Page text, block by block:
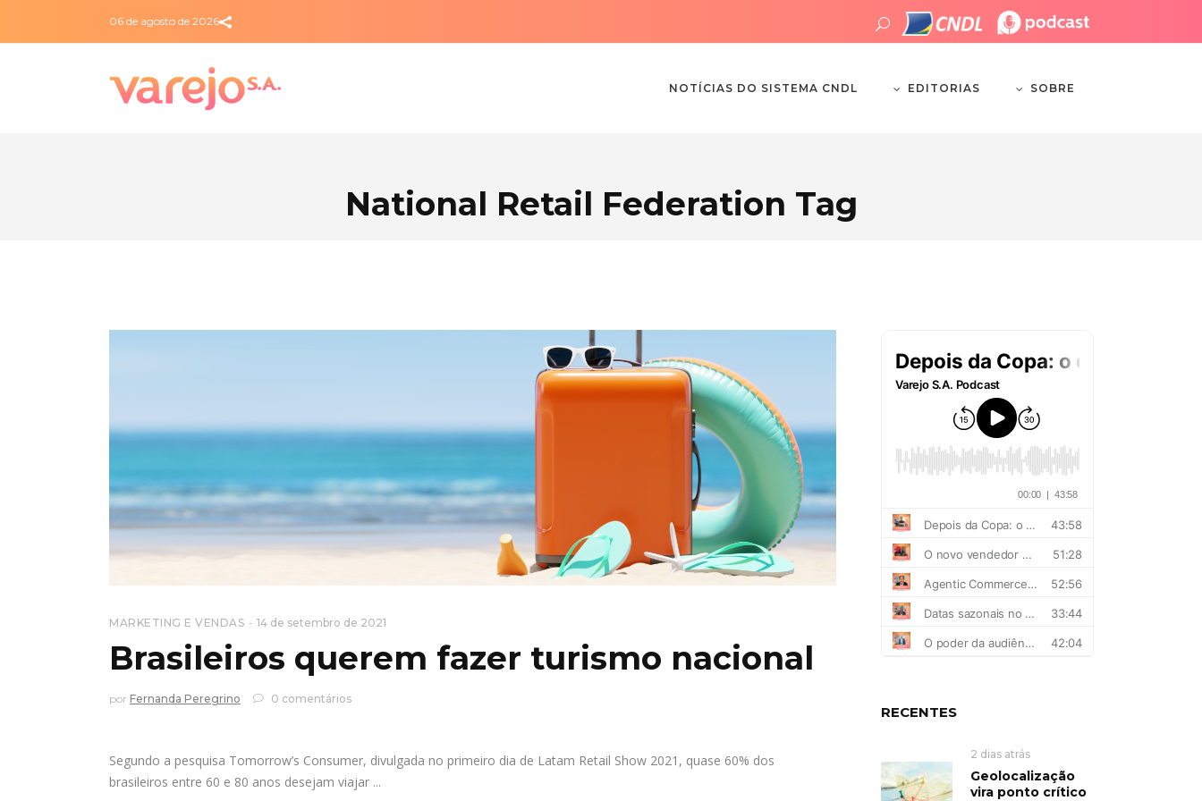
06 de agosto de 2026
NOTÍCIAS DO SISTEMA CNDL EDITORIAS SOBRE
National Retail Federation Tag
MARKETING E VENDAS 14 de setembro de 2021
Brasileiros querem fazer turismo nacional
por Fernanda Peregrino 0 comentários
Segundo a pesquisa Tomorrow’s Consumer, divulgada no primeiro dia de Latam Retail Show 2021, quase 60% dos
brasileiros entre 60 e 80 anos desejam viajar
RECENTES
2 dias atrás
Geolocalização
vira ponto crítico